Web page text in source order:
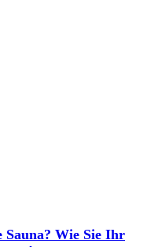
Wie Sie Ihr